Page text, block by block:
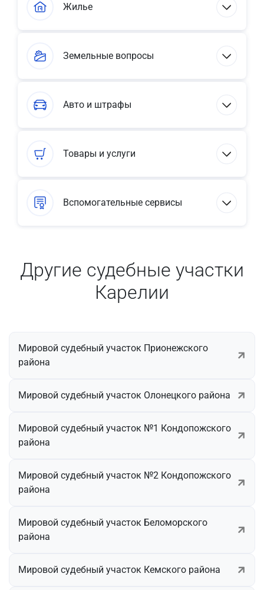
Жилье
Земельные вопросы
Авто и штрафы
Товары и услуги
Вспомогательные сервисы
Другие судебные участки
Карелии
Мировой судебный участок Прионежского
района
Мировой судебный участок Олонецкого района
Мировой судебный участок №1 Кондопожского
района
Мировой судебный участок №2 Кондопожского
района
Мировой судебный участок Беломорского
района
Мировой судебный участок Кемского района